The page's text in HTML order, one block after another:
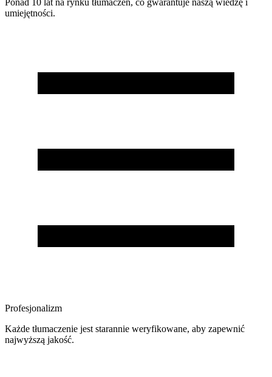
umiejętności.
Profesjonalizm
Każde tłumaczenie jest starannie weryfikowane, aby zapewnić
najwyższą jakość.